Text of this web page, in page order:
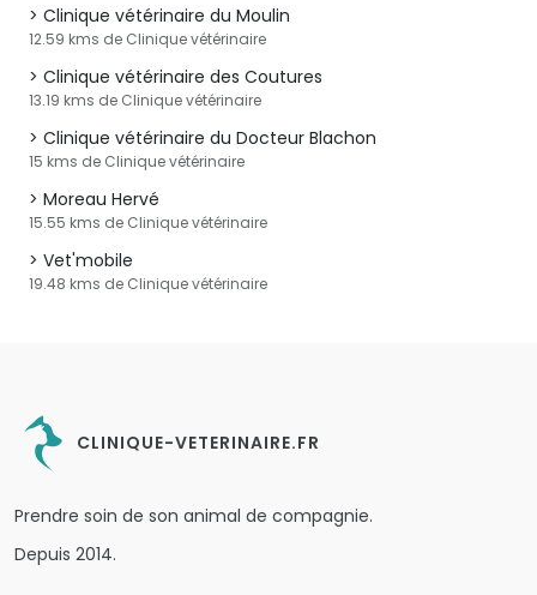
Clinique vétérinaire du Moulin
12.59 kms de Clinique vétérinaire
Clinique vétérinaire des Coutures
13.19 kms de Clinique vétérinaire
Clinique vétérinaire du Docteur Blachon
15 kms de Clinique vétérinaire
Moreau Hervé
15.55 kms de Clinique vétérinaire
Vet'mobile
19.48 kms de Clinique vétérinaire
CLINIQUE-VETERINAIRE.FR
Prendre soin de son animal de compagnie.
Depuis 2014.